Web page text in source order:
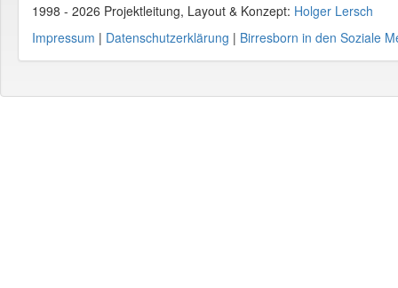
1998 - 2026 Projektleitung, Layout & Konzept: Holger Lersch
Impressum | Datenschutzerklärung | Birresborn in den Soziale